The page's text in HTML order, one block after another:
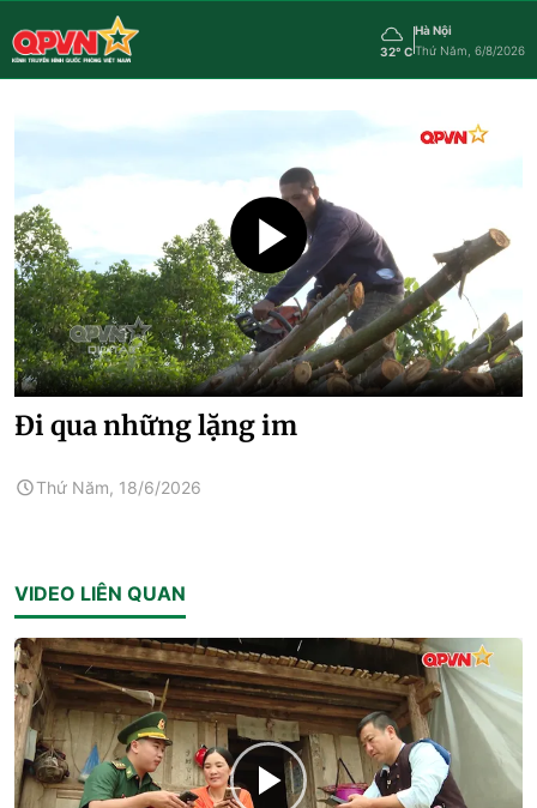
32° C
Hà Nội
Thứ Năm, 6/8/2026
Đi qua những lặng im
Thứ Năm, 18/6/2026
VIDEO LIÊN QUAN